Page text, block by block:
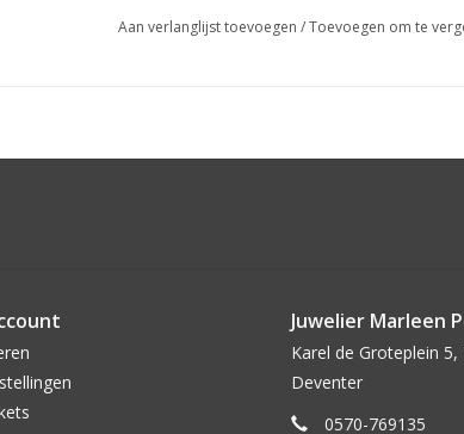
Aan verlanglijst toevoegen /Toevoegen om te
Juwelier Marleen
Karel de Groteplein 5,
Deventer
0570-769135